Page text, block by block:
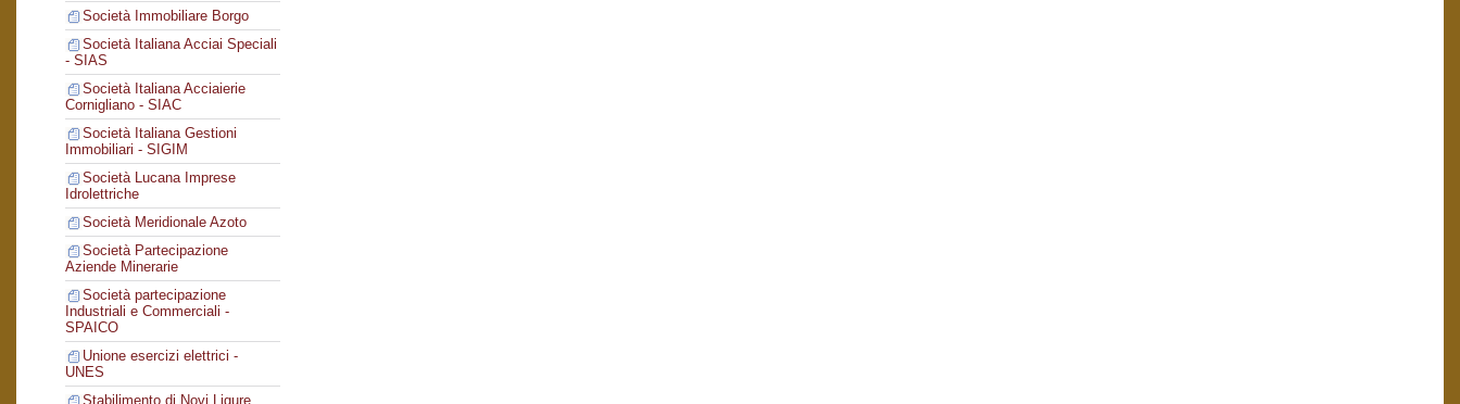
Società Immobiliare Borgo
Società Italiana Acciai Speciali
- SIAS
Società Italiana Acciaierie
Cornigliano - SIAC
Società Italiana Gestioni
Immobiliari - SIGIM
Società Lucana Imprese
Idrolettriche
Società Meridionale Azoto
Società Partecipazione
Aziende Minerarie
Società partecipazione
Industriali e Commerciali -
SPAICO
Unione esercizi elettrici -
UNES
Stabilimento di Novi Ligure